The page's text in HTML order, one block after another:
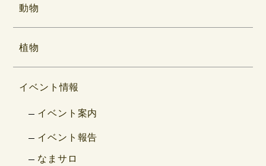
動物
植物
イベント情報
イベント案内
イベント報告
なまサロ